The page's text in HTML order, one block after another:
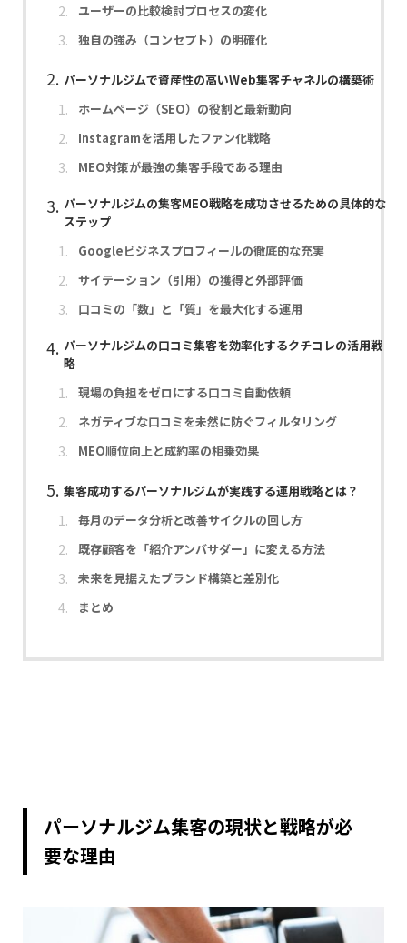
ユーザーの比較検討プロセスの変化
独自の強み（コンセプト）の明確化
パーソナルジムで資産性の高いWeb集客チャネルの構築術
ホームページ（SEO）の役割と最新動向
Instagramを活用したファン化戦略
MEO対策が最強の集客手段である理由
パーソナルジムの集客MEO戦略を成功させるための具体的な
ステップ
Googleビジネスプロフィールの徹底的な充実
サイテーション（引用）の獲得と外部評価
口コミの「数」と「質」を最大化する運用
パーソナルジムの口コミ集客を効率化するクチコレの活用戦
略
現場の負担をゼロにする口コミ自動依頼
ネガティブな口コミを未然に防ぐフィルタリング
MEO順位向上と成約率の相乗効果
集客成功するパーソナルジムが実践する運用戦略とは？
毎月のデータ分析と改善サイクルの回し方
既存顧客を「紹介アンバサダー」に変える方法
未来を見据えたブランド構築と差別化
まとめ
パーソナルジム集客の現状と戦略が必
要な理由